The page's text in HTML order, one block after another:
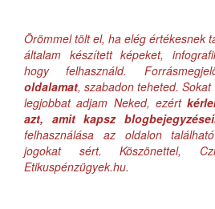
Örömmel tölt el, ha elég értékesnek
általam készített képeket,
hogy felhasználd.
oldalamat, szabadon teheted.
legjobbat adjam Neked, ezért
azt, amit kapsz
felhasználása az oldalon
jogokat sért. Köszönettel,
Etikuspénzügyek.hu.